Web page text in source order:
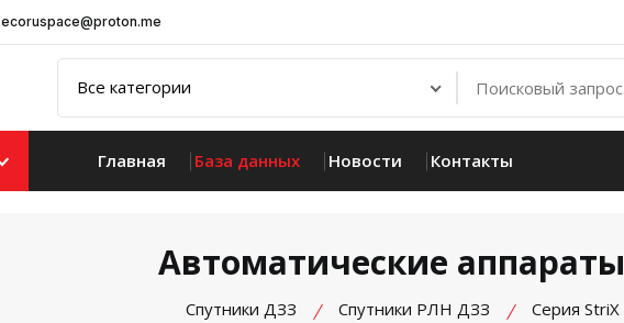
ecoruspace@proton.me
Главная База данных Новости Контакты
Автоматические аппараты
Спутники ДЗЗ Спутники РЛН ДЗЗ Серия StriX